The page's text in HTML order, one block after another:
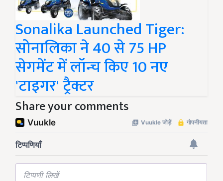
Sonalika Launched Tiger:
सोनालिका ने 40 से 75 HP
सेगमेंट में लॉन्च किए 10 नए
'टाइगर' ट्रैक्टर
Share your comments